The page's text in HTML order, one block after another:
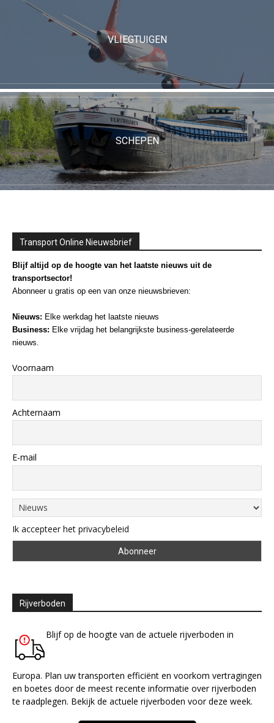
VLIEGTUIGEN
SCHEPEN
Transport Online Nieuwsbrief
Blijf altijd op de hoogte van het laatste nieuws uit de
transportsector!
Abonneer u gratis op een van onze nieuwsbrieven:
Nieuws: Elke werkdag het laatste nieuws
Business: Elke vrijdag het belangrijkste business-gerelateerde
nieuws.
Voornaam
Achternaam
E-mail
Ik accepteer het privacybeleid
Rijverboden
Blijf op de hoogte van de actuele rijverboden in
Europa. Plan uw transporten efficiënt en voorkom vertragingen
en boetes door de meest recente informatie over rijverboden
te raadplegen. Bekijk de actuele rijverboden voor deze week.